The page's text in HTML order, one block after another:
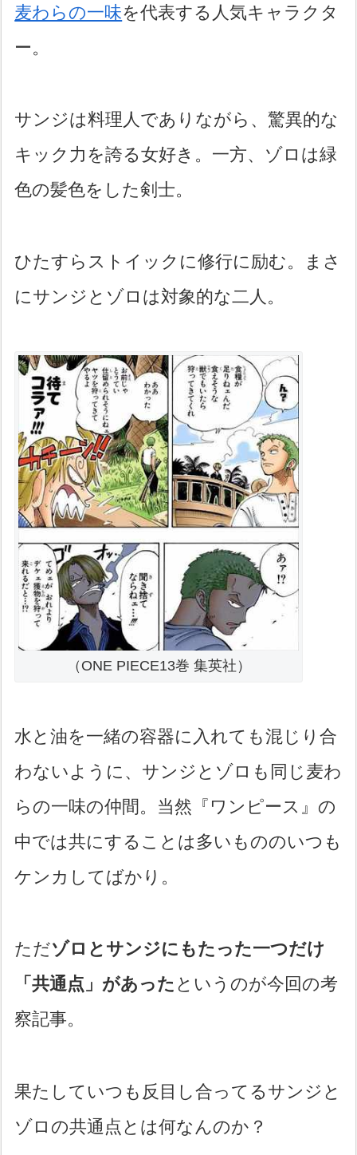
麦わらの一味を代表する人気キャラクタ
ー。
サンジは料理人でありながら、驚異的な
キック力を誇る女好き。一方、ゾロは緑
色の髪色をした剣士。
ひたすらストイックに修行に励む。まさ
にサンジとゾロは対象的な二人。
（ONE PIECE13巻 集英社）
水と油を一緒の容器に入れても混じり合
わないように、サンジとゾロも同じ麦わ
らの一味の仲間。当然『ワンピース』の
中では共にすることは多いもののいつも
ケンカしてばかり。
ただゾロとサンジにもたった一つだけ
「共通点」があった というのが今回の考
察記事。
果たしていつも反目し合ってるサンジと
ゾロの共通点とは何なんのか？